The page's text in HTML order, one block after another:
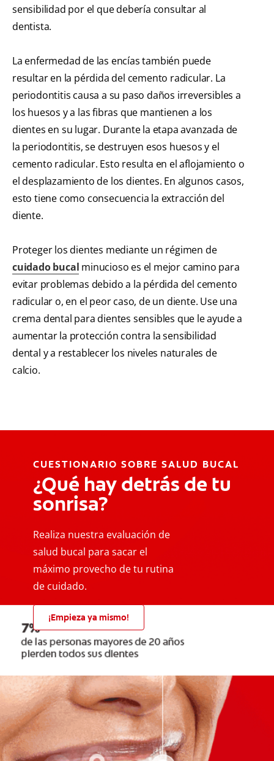
sensibilidad por el que debería consultar al
dentista.
La enfermedad de las encías también puede
resultar en la pérdida del cemento radicular. La
periodontitis causa a su paso daños irreversibles a
los huesos y a las fibras que mantienen a los
dientes en su lugar. Durante la etapa avanzada de
la periodontitis, se destruyen esos huesos y el
cemento radicular. Esto resulta en el aflojamiento o
el desplazamiento de los dientes. En algunos casos,
esto tiene como consecuencia la extracción del
diente.
Proteger los dientes mediante un régimen de
cuidado bucal minucioso es el mejor camino para
evitar problemas debido a la pérdida del cemento
radicular o, en el peor caso, de un diente. Use una
crema dental para dientes sensibles que le ayude a
aumentar la protección contra la sensibilidad
dental y a restablecer los niveles naturales de
calcio.
CUESTIONARIO SOBRE SALUD BUCAL
¿Qué hay detrás de tu
sonrisa?
Realiza nuestra evaluación de
salud bucal para sacar el
máximo provecho de tu rutina
de cuidado.
¡Empieza ya mismo!